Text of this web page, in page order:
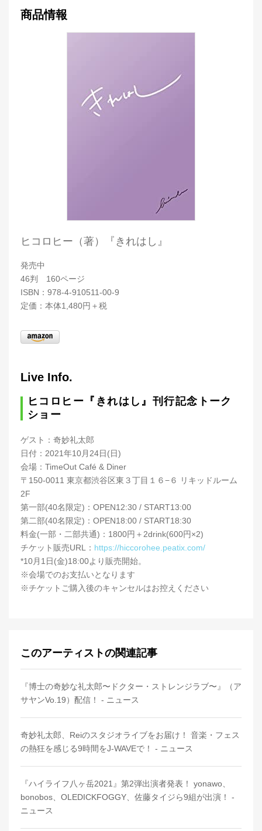
商品情報
ヒコロヒー（著）『きれはし』
発売中
46判 160ページ
ISBN：978-4-910511-00-9
定価：本体1,480円＋税
Live Info.
ヒコロヒー『きれはし』刊行記念トーク
ショー
ゲスト：奇妙礼太郎
日付：2021年10月24日(日)
会場：TimeOut Café & Diner
〒150-0011 東京都渋谷区東３丁目１６−６ リキッドルーム
2F
第一部(40名限定)：OPEN12:30 / START13:00
第二部(40名限定)：OPEN18:00 / START18:30
料金(一部・二部共通)：1800円＋2drink(600円×2)
チケット販売URL： https://hiccorohee.peatix.com/
*10月1日(金)18:00より販売開始。
※会場でのお支払いとなります
※チケットご購入後のキャンセルはお控えください
このアーティストの関連記事
『博士の奇妙な礼太郎〜ドクター・ストレンジラブ〜』（ア
サヤンVo.19）配信！ - ニュース
奇妙礼太郎、Reiのスタジオライブをお届け！ 音楽・フェス
の熱狂を感じる9時間をJ-WAVEで！ - ニュース
『ハイライフ八ヶ岳2021』第2弾出演者発表！ yonawo、
bonobos、OLEDICKFOGGY、佐藤タイジら9組が出演！ -
ニュース